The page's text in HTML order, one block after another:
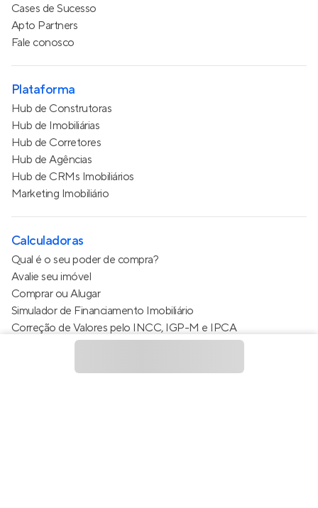
Cases de Sucesso
Apto Partners
Fale conosco
Plataforma
Hub de Construtoras
Hub de Imobiliárias
Hub de Corretores
Hub de Agências
Hub de CRMs Imobiliários
Marketing Imobiliário
Calculadoras
Qual é o seu poder de compra?
Avalie seu imóvel
Comprar ou Alugar
Simulador de Financiamento Imobiliário
Correção de Valores pelo INCC, IGP-M e IPCA
Estimativa de valor do condomínio